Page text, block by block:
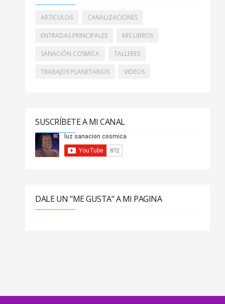
ARTICULOS CANALIZACIONES
ENTRADAS PRINCIPALES MIS LIBROS
SANACIÓN COSMICA TALLERES
TRABAJOS PLANETARIOS VIDEOS
SUSCRÍBETE A MI CANAL
DALE UN "ME GUSTA" A MI PAGINA